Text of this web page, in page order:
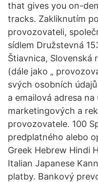
that gives you on-
tracks. Zakliknutím
provozovateli,
sídlem Družstevná
Štiavnica, Slovenská
(dále jako „
svých osobních
a emailová adresa na
marketingových a
provozovatele. 100
predplatného alebo
Greek Hebrew Hindi
Italian Japanese
platby. Bankový